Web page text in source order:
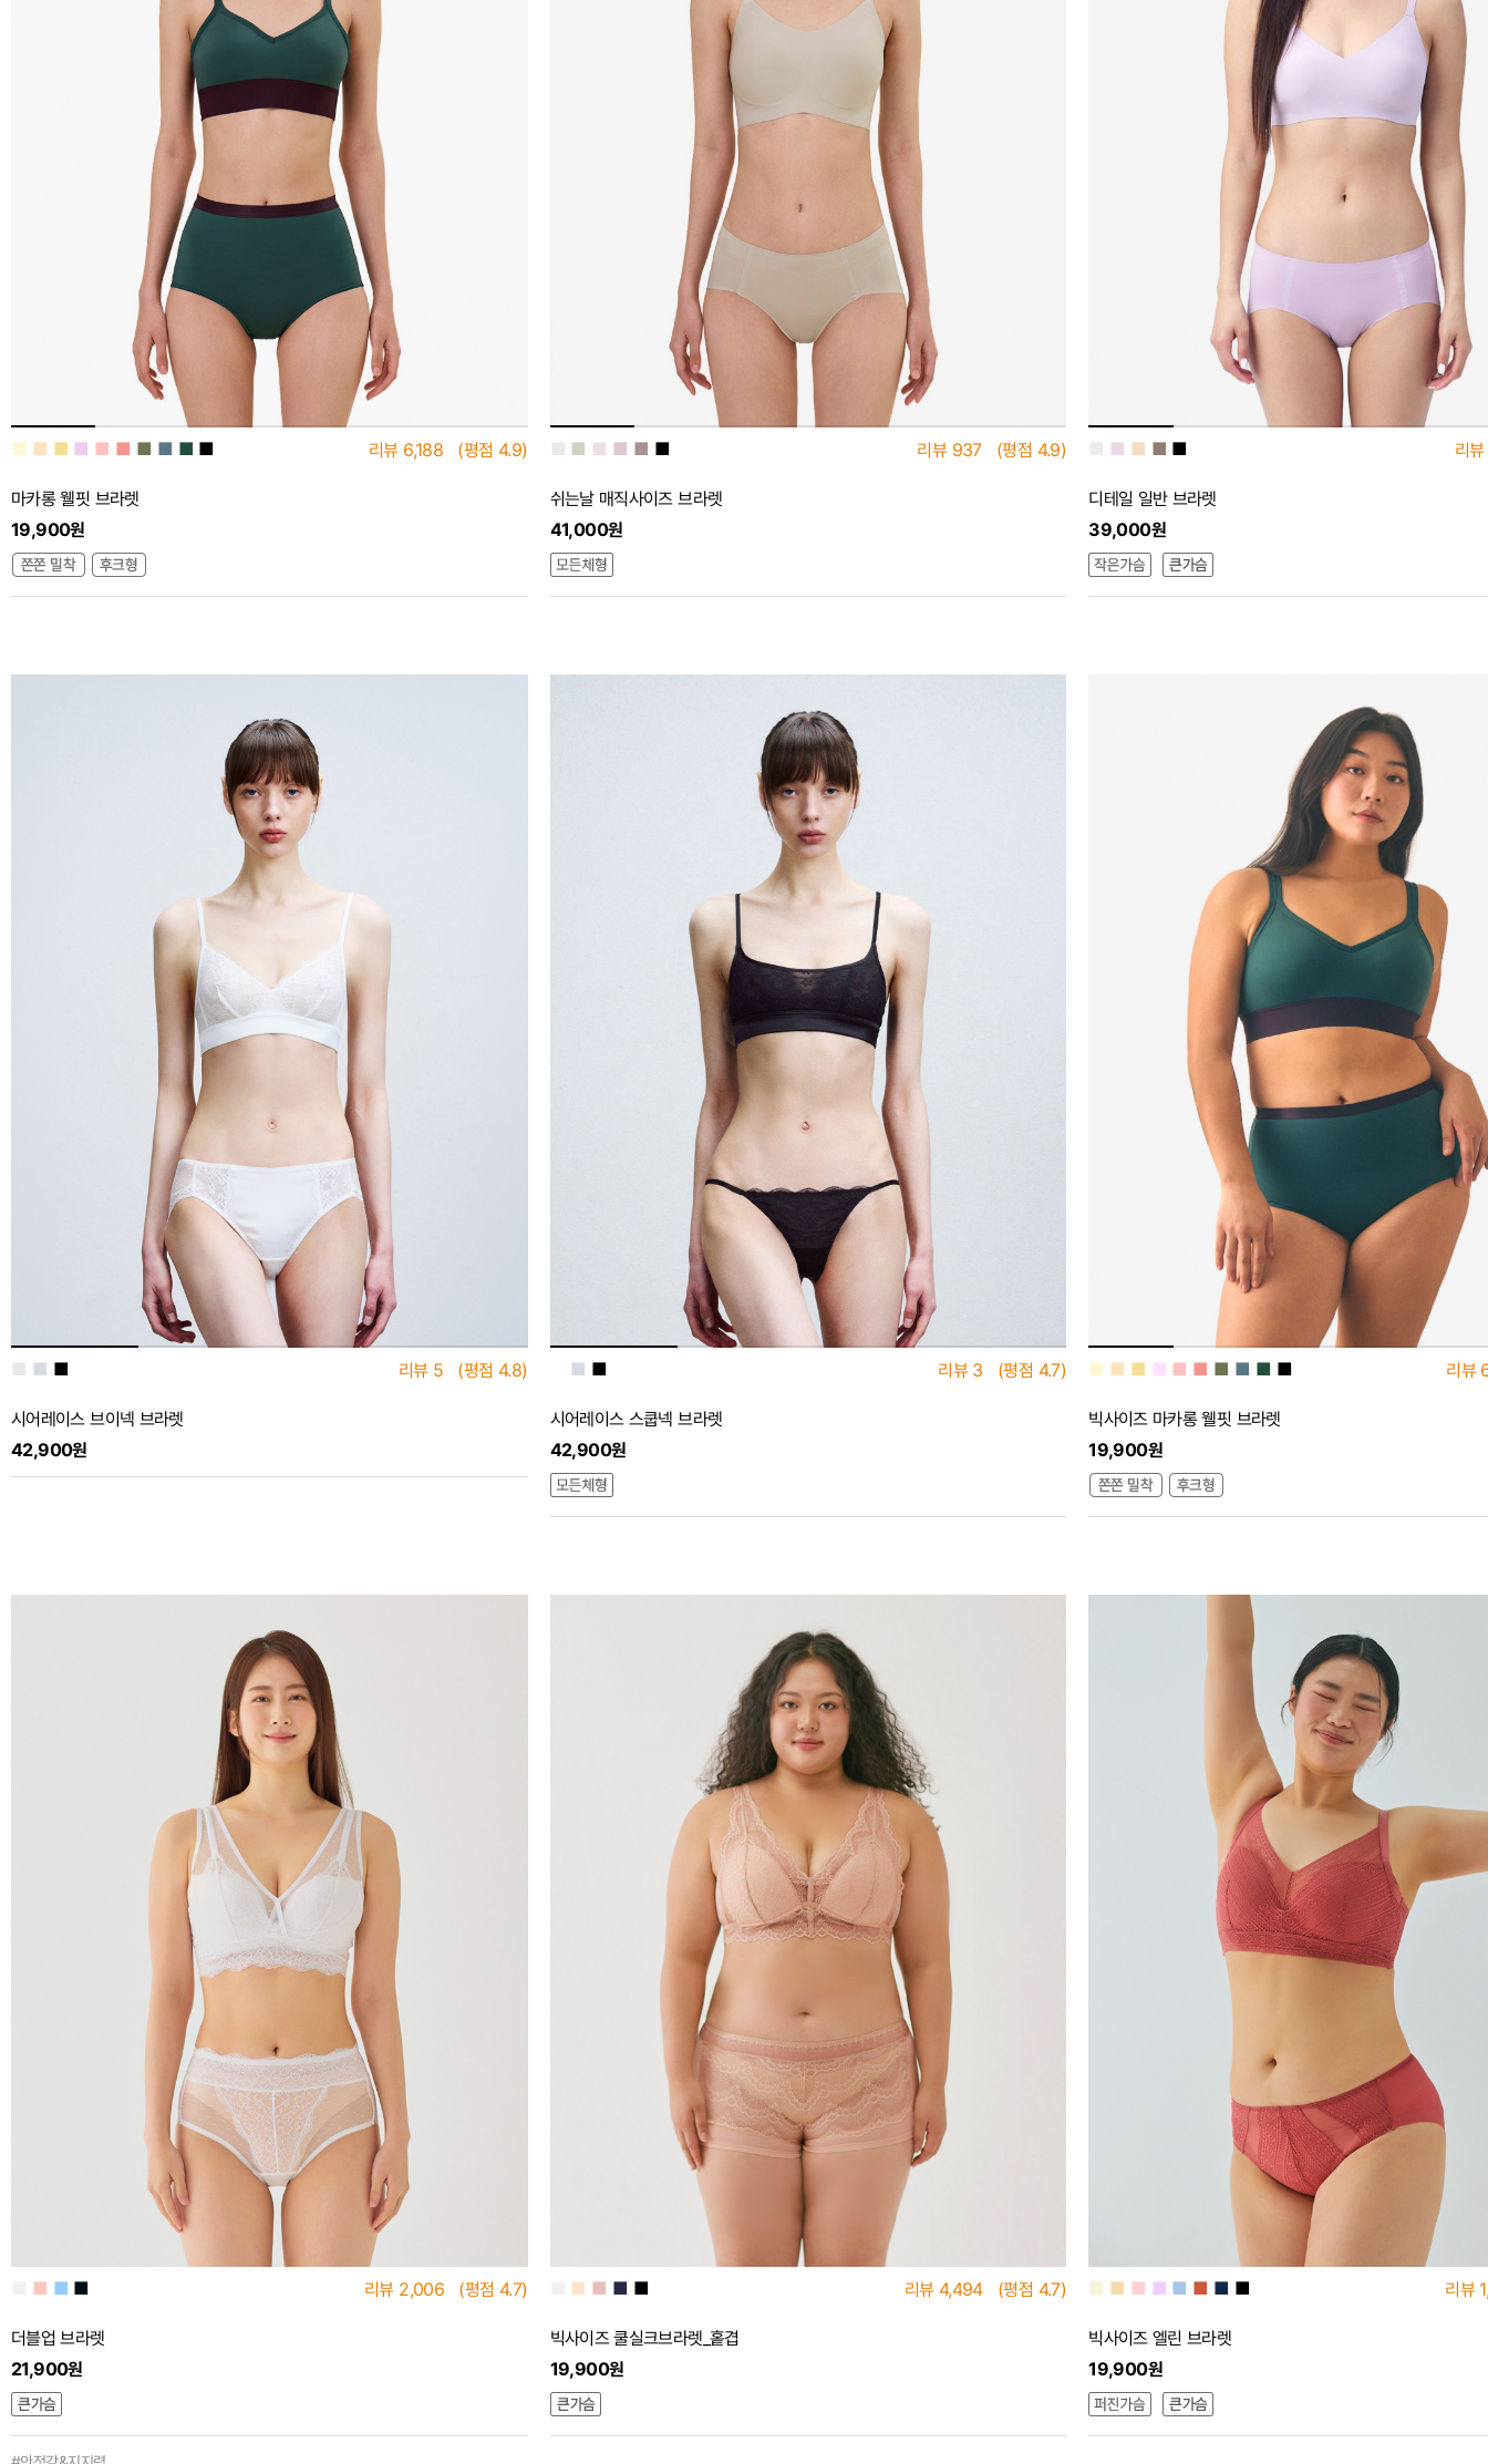
■ ■ ■ ■ ■ ■ ■ ■ ■ ■ 리뷰 6,188 (평점 4.9)
마카롱 웰핏 브라렛
19,900원
■ ■ ■ ■ ■ ■ 리뷰 937 (평점 4.9)
쉬는날 매직사이즈 브라렛
41,000원
■ ■ ■ ■ 리뷰
디테일 일반 브라렛
39,000원
■ ■ 리뷰 5 (평점 4.8)
시어레이스 브이넥 브라렛
42,900원
■ ■ 리뷰 3 (평점 4.7)
시어레이스 스쿱넥 브라렛
42,900원
■ ■ ■ ■ ■ ■ ■ ■ ■ ■ 리뷰
빅사이즈 마카롱 웰핏 브라렛
19,900원
■ ■ ■ 리뷰 2,006 (평점 4.7)
더블업 브라렛
21,900원
■ ■ ■ ■ 리뷰 4,494 (평점 4.7)
빅사이즈 쿨실크브라렛_홑겹
19,900원
■ ■ ■ ■ ■ ■ ■ ■ 리뷰
빅사이즈 엘린 브라렛
19,900원